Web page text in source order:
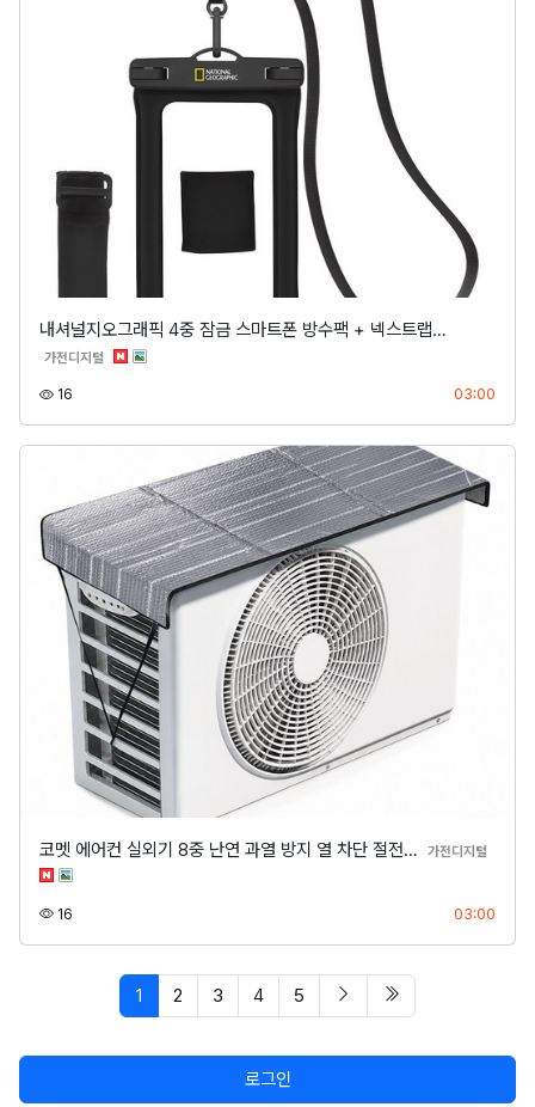
내셔널지오그래픽 4중 잠금 스마트폰 방수팩 + 넥스트랩…
가전디지털 분류
16 03:00
코멧 에어컨 실외기 8중 난연 과열 방지 열 차단 절전… 가전디지털
16 03:00
1 페이지 현재
2 3 4 5 다음 페이지
로그인